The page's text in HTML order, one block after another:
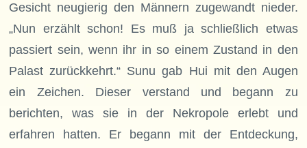
Gesicht neugierig den Männern zugewandt nieder.
„Nun erzählt schon! Es muß ja schließlich etwas
passiert sein, wenn ihr in so einem Zustand in den
Palast zurückkehrt.“ Sunu gab Hui mit den Augen
ein Zeichen. Dieser verstand und begann zu
berichten, was sie in der Nekropole erlebt und
erfahren hatten. Er begann mit der Entdeckung,